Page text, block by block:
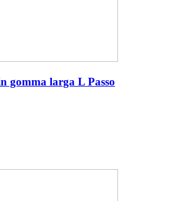
gomma larga L Passo